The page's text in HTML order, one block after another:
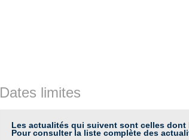
Dates limites
Les actualités qui suivent sont celles dont
Pour consulter la liste complète des